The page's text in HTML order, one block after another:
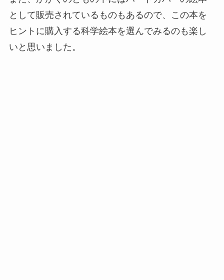
として販売されているものもあるので、この本を
ヒントに購入する科学絵本を選んでみるのも楽し
いと思いました。